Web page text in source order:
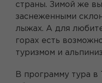
страны. Зимой же
заснеженными
лыжах. А для
горах есть
туризмом и
В программу тура в